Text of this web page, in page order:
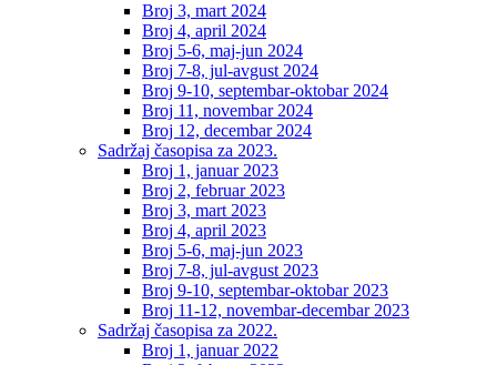
Broj 3, mart 2024
Broj 4, april 2024
Broj 5-6, maj-jun 2024
Broj 7-8, jul-avgust 2024
Broj 9-10, septembar-oktobar 2024
Broj 11, novembar 2024
Broj 12, decembar 2024
Sadržaj časopisa za 2023.
Broj 1, januar 2023
Broj 2, februar 2023
Broj 3, mart 2023
Broj 4, april 2023
Broj 5-6, maj-jun 2023
Broj 7-8, jul-avgust 2023
Broj 9-10, septembar-oktobar 2023
Broj 11-12, novembar-decembar 2023
Sadržaj časopisa za 2022.
Broj 1, januar 2022